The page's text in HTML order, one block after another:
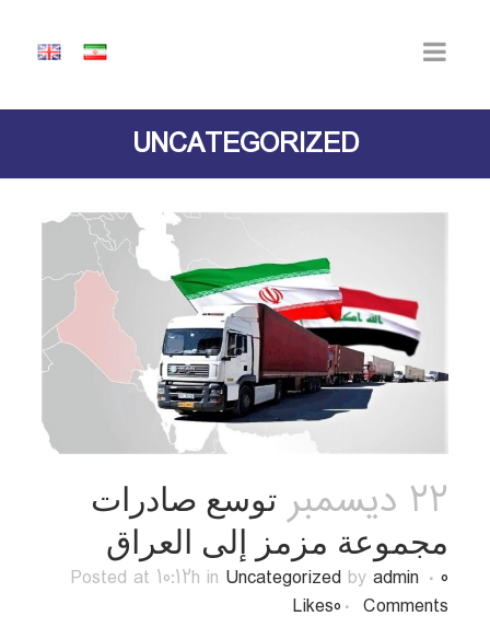
UNCATEGORIZED
22 ديسمبر
توسع صادرات
مجموعة مزمز إلى العراق
Posted at 10:12h in Uncategorized byadmin
0
Comments
0
Likes